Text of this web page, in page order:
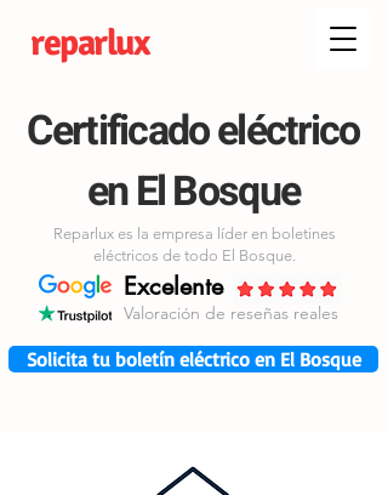
reparlux
Certificado eléctrico
en El Bosque
Reparlux es la empresa líder en boletines
eléctricos de todo El Bosque.
Valoración de reseñas reales
Excelente
Solicita tu boletín eléctrico en El Bosque